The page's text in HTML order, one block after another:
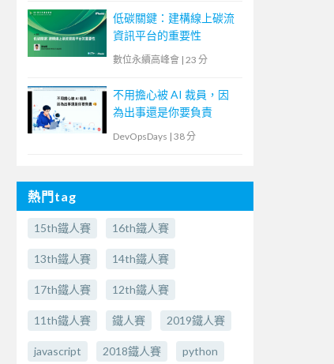
低碳關鍵：建構線上碳流
資訊平台的重要性
數位永續高峰會 | 23 分
不用擔心被 AI 裁員，因
為出事還是你要負責
DevOpsDays | 38 分
熱門tag
15th鐵人賽 16th鐵人賽
13th鐵人賽 14th鐵人賽
17th鐵人賽 12th鐵人賽
11th鐵人賽 鐵人賽 2019鐵人賽
javascript 2018鐵人賽 python